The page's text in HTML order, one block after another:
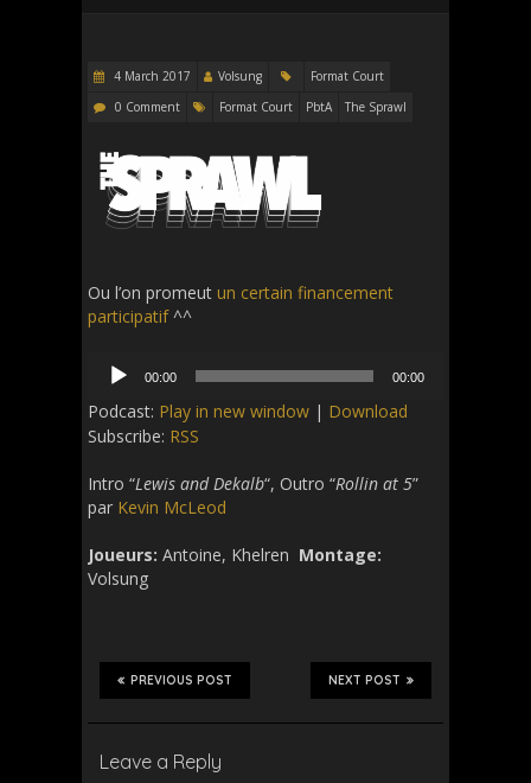
4 March 2017 Volsung
Format Court
0 Comment
Format Court PbtA The Sprawl
Ou l’on promeut un certain financement
participatif^^
Audio
Player
00:00 00:00
Podcast: Play in new window | Download
Subscribe: RSS
Intro “Lewis and Dekalb“, Outro “Rollin at 5”
par Kevin McLeod
Joueurs: Antoine, Khelren Montage:
Volsung
NEXT POST
PREVIOUS POST
Leave a Reply